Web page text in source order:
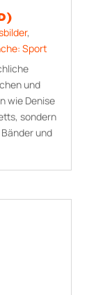
,
Sport
und
wie Denise
sondern
und